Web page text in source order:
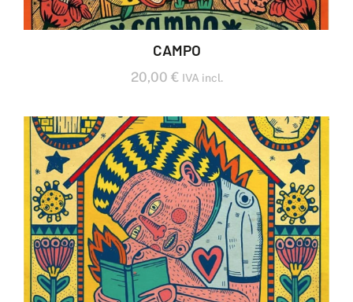
CAMPO
20,00 € IVA incl.